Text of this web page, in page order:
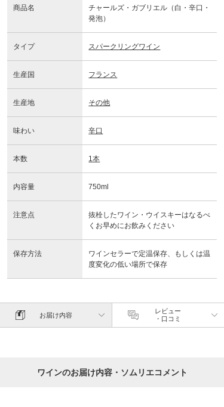
商品名
チャールズ・ガブリエル（白・辛口・
発泡）
タイプ スパークリングワイン
生産国 フランス
生産地 その他
味わい 辛口
本数 1本
内容量 750ml
注意点
抜栓したワイン・ウイスキーはなるべ
くお早めにお飲みください
保存方法
ワインセラーで定温保存、もしくは温
度変化の低い場所で保存
お届け内容
レビュー
・口コミ
ワインのお届け内容・ソムリエコメント